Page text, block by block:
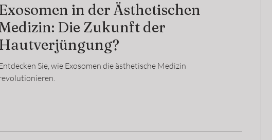
Exosomen in der Ästhetischen
Die Zukunft der
Hautverjüngung?
Sie, wie Exosomen die ästhetische Medizin